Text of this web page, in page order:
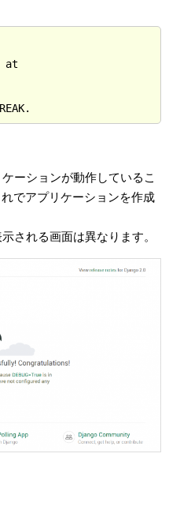
at
ーションが動作しているこ
でアプリケーションを作成
される画面は異なります。